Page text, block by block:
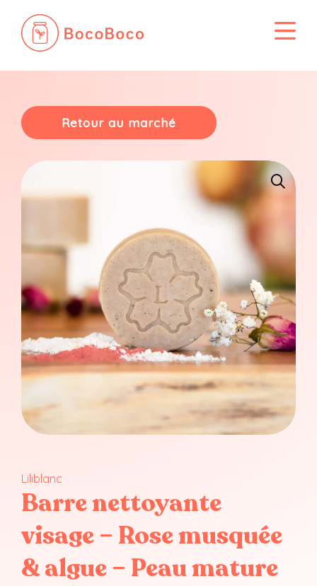
contenu
Retour au marché
Liliblanc
Barre nettoyante
visage – Rose musquée
& algue – Peau mature